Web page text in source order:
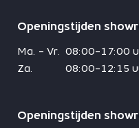
Openingstijden
Ma. - Vr. 08:00-17:00
Za.
08:00-12:15
Openingstijden